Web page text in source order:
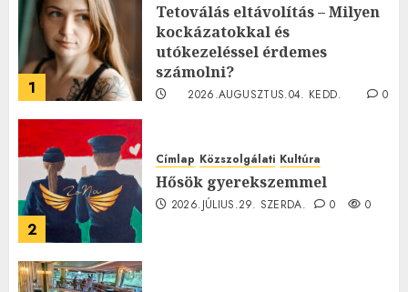
1
Tetoválás eltávolítás – Milyen
kockázatokkal és
utókezeléssel érdemes
számolni?
2026.AUGUSZTUS.04. KEDD.
0
2
Címlap Közszolgálati Kultúra
Hősök gyerekszemmel
2026.JÚLIUS.29. SZERDA. 0 0